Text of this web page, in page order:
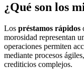
¿Qué son los
Los préstamos rápidos
morosidad representan
operaciones permiten
mediante procesos
crediticios complejos.